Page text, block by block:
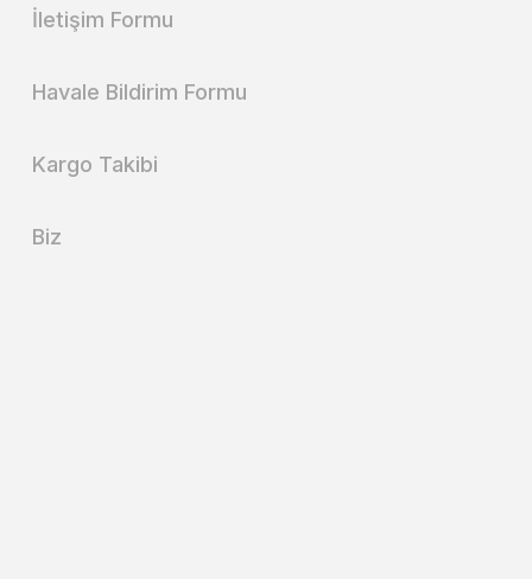
İletişim Formu
Havale Bildirim Formu
Kargo Takibi
Biz